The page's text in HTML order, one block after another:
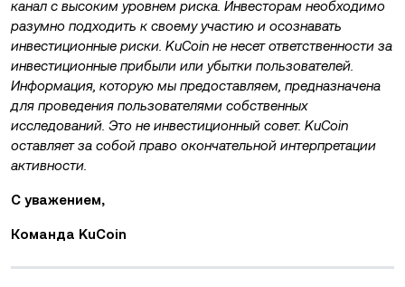
канал с высоким уровнем риска. Инвесторам необходимо
разумно подходить к своему участию и осознавать
инвестиционные риски. KuCoin не несет ответственности за
инвестиционные прибыли или убытки пользователей.
Информация, которую мы предоставляем, предназначена
для проведения пользователями собственных
исследований. Это не инвестиционный совет. KuCoin
оставляет за собой право окончательной интерпретации
активности.
С уважением,
Команда KuCoin